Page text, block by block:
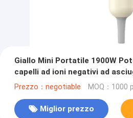
Giallo Mini Portatile 1900W
capelli ad ioni negativi ad
Prezzo：negotiable MOQ：1000
Miglior prezzo